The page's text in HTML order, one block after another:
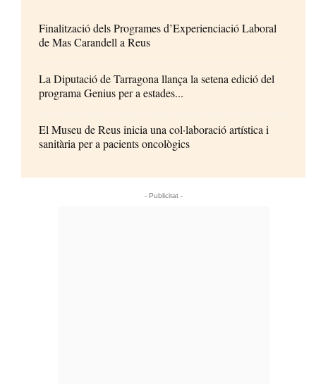
Finalització dels Programes d’Experienciació Laboral
de Mas Carandell a Reus
La Diputació de Tarragona llança la setena edició del
programa Genius per a estades...
El Museu de Reus inicia una col·laboració artística i
sanitària per a pacients oncològics
- Publicitat -